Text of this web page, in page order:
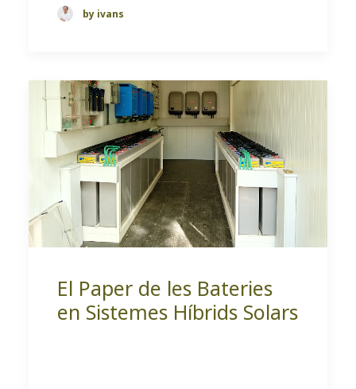
by ivans
El Paper de les Bateries
en Sistemes Híbrids Solars